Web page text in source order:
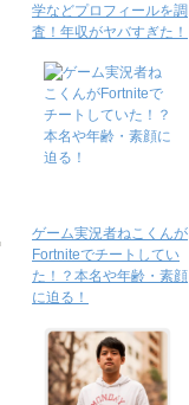
学などプロフィールを調
査！年収がヤバすぎた！
ゲーム実況者ねこくんが
Fortniteでチートしてい
た！？本名や年齢・素顔
に迫る！